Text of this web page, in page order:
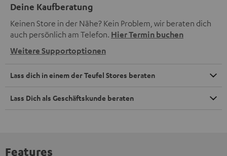
Deine Kaufberatung
Keinen Store in der Nähe? Kein Problem, wir beraten dich
auch persönlich am Telefon. Hier Termin buchen
Weitere Supportoptionen
Lass dich in einem der Teufel Stores beraten
Lass Dich als Geschäftskunde beraten
Features